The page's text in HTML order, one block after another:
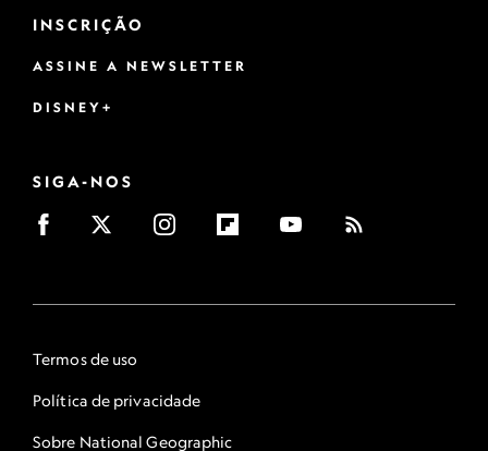
INSCRIÇÃO
ASSINE A NEWSLETTER
DISNEY+
SIGA-NOS
Termos de uso
Política de privacidade
Sobre National Geographic